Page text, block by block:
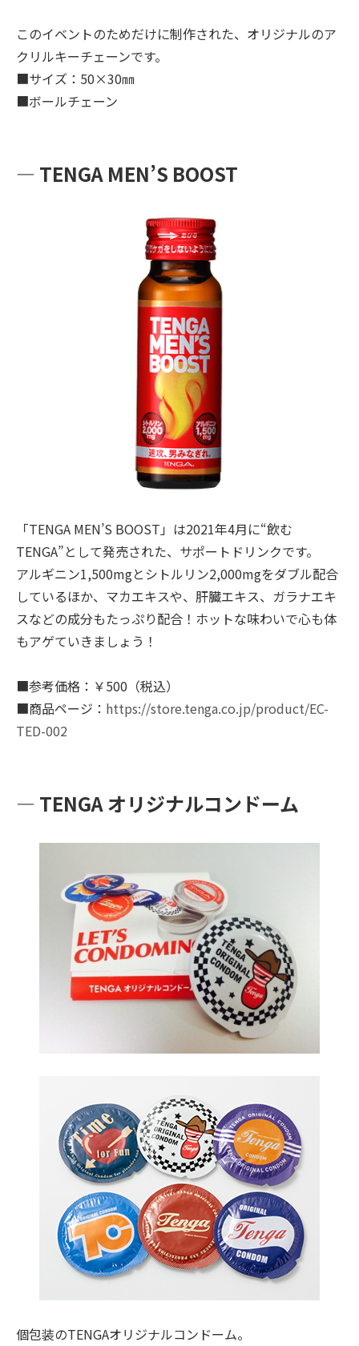
このイベントのためだけに制作された、オリジナルのア
クリルキーチェーンです。
■サイズ：50×30㎜
■ボールチェーン
― TENGA MEN’S BOOST
「TENGA MEN’S BOOST」は2021年4月に“飲む
TENGA”として発売された、サポートドリンクです。
アルギニン1,500mgとシトルリン2,000mgをダブル配合
しているほか、マカエキスや、肝臓エキス、ガラナエキ
スなどの成分もたっぷり配合！ホットな味わいで心も体
もアゲていきましょう！
■参考価格：￥500（税込）
■商品ページ： https://store.tenga.co.jp/product/EC-
TED-002
― TENGA オリジナルコンドーム
個包装のTENGAオリジナルコンドーム。